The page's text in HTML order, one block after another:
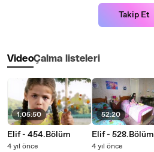
Takip Et
VideoÇalma listeleri
1:05:50
Elif - 454.Bölüm
4 yıl önce
52:20
Elif - 528.Bölüm
4 yıl önce